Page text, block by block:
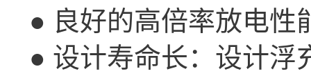
● 良好的高倍率放电性
● 设计寿命长：设计浮